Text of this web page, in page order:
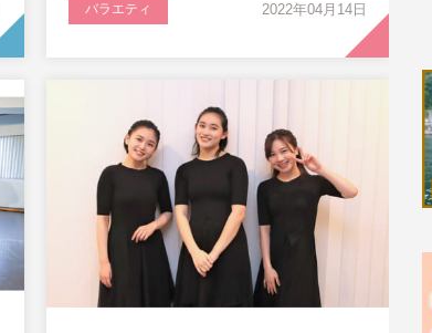
バラエティ 2022年04月14日